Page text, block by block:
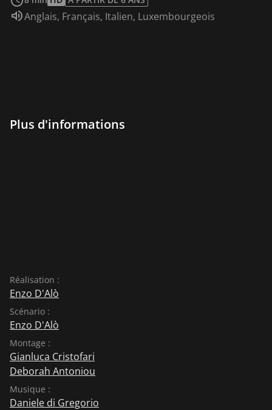
s'échapper du navire jusqu'à ce qu'un albatros vienne
les sauver et les emmène finalement sur une île de
Audio :
Anglais, Français, Italien, Luxembourgeois
Plus d'informations
Réalisation :
Enzo D'Alò
Scénario :
Enzo D'Alò
Montage :
Gianluca Cristofari
Deborah Antoniou
Musique :
Daniele di Gregorio